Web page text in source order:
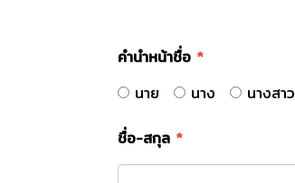
คำนำหน้าชื่อ *
นาย
นาง
นางสาว
ชื่อ-สกุล *